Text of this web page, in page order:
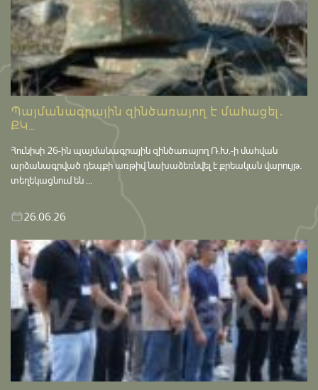
Պայմանագրային զինծառայող է մահացել․
ՔԿ...
Հունիսի 26-ին պայմանագրային զինծառայող Ռ.Խ.-ի մահվան
արձանագրված դեպքի առթիվ նախաձեռնվել է քրեական վարույթ․
տեղեկացնում են ...
26.06.26